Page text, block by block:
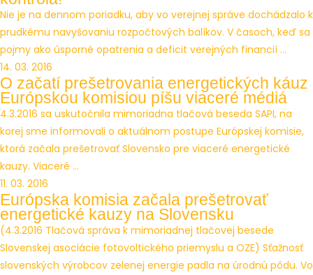
Nie je na dennom poriadku, aby vo verejnej správe dochádzalo k
prudkému navyšovaniu rozpočtových balíkov. V časoch, keď sa
pojmy ako úsporné opatrenia a deficit verejných financií ...
14. 03. 2016
O začatí prešetrovania energetických káuz
Európskou komisiou píšu viaceré médiá
4.3.2016 sa uskutočnila mimoriadna tlačová beseda SAPI, na
korej sme informovali o aktuálnom postupe Európskej komisie,
ktorá začala prešetrovať Slovensko pre viaceré energetické
kauzy. Viaceré ...
11. 03. 2016
Európska komisia začala prešetrovať
energetické kauzy na Slovensku
(4.3.2016 Tlačová správa k mimoriadnej tlačovej besede
Slovenskej asociácie fotovoltického priemyslu a OZE) Sťažnosť
slovenských výrobcov zelenej energie padla na úrodnú pôdu. Vo